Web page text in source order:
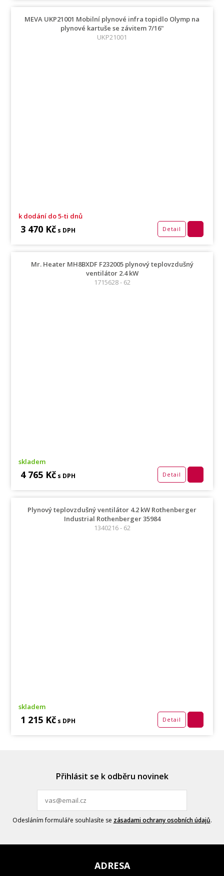
MEVA UKP21001 Mobilní plynové infra topidlo Olymp na
plynové kartuše se závitem 7/16"
UKP21001
k dodání do 5-ti dnů
3 470 Kč s DPH Detail
Mr. Heater MH8BXDF F232005 plynový teplovzdušný
ventilátor 2.4 kW
1715628 - 62
skladem
4 765 Kč s DPH Detail
Plynový teplovzdušný ventilátor 4.2 kW Rothenberger
Industrial Rothenberger 35984
1340216 - 62
skladem
1 215 Kč s DPH Detail
Přihlásit se k odběru novinek
Odesláním formuláře souhlasíte se zásadami ochrany osobních údajů.
ADRESA